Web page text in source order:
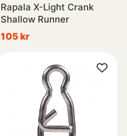
Rapala X-Light Crank
Shallow Runner
105 kr